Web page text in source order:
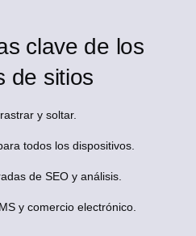
clave de los
de sitios
y soltar.
todos los dispositivos.
de SEO y análisis.
y comercio electrónico.